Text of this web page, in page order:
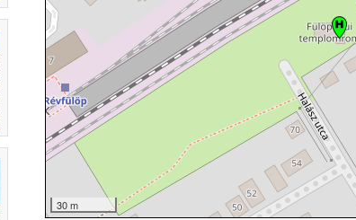
30 m